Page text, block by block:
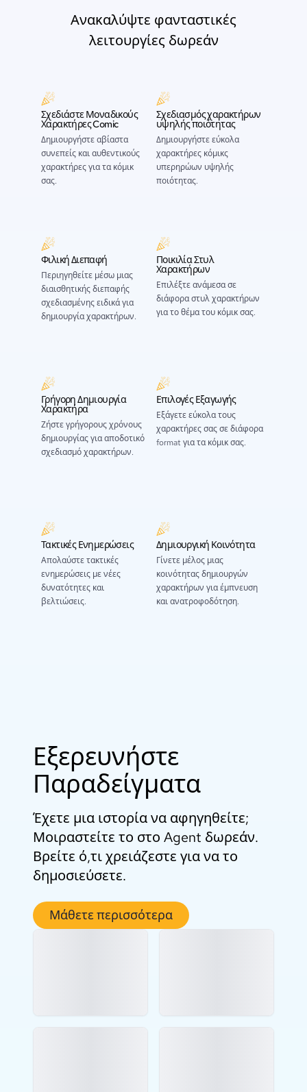
Ανακαλύψτε φανταστικές
λειτουργίες δωρεάν
Σχεδιάστε Μοναδικούς
Χαρακτήρες Comic
Δημιουργήστε αβίαστα
συνεπείς και αυθεντικούς
χαρακτήρες για τα κόμικ
σας.
Σχεδιασμός χαρακτήρων
υψηλής ποιότητας
Δημιουργήστε εύκολα
χαρακτήρες κόμικς
υπερηρώων υψηλής
ποιότητας.
Φιλική Διεπαφή
Περιηγηθείτε μέσω μιας
διαισθητικής διεπαφής
σχεδιασμένης ειδικά για
δημιουργία χαρακτήρων.
Ποικιλία Στυλ
Χαρακτήρων
Επιλέξτε ανάμεσα σε
διάφορα στυλ χαρακτήρων
για το θέμα του κόμικ σας.
Γρήγορη Δημιουργία
Χαρακτήρα
Ζήστε γρήγορους χρόνους
δημιουργίας για αποδοτικό
σχεδιασμό χαρακτήρων.
Επιλογές Εξαγωγής
Εξάγετε εύκολα τους
χαρακτήρες σας σε διάφορα
format για τα κόμικ σας.
Τακτικές Ενημερώσεις
Απολαύστε τακτικές
ενημερώσεις με νέες
δυνατότητες και
βελτιώσεις.
Δημιουργική Κοινότητα
Γίνετε μέλος μιας
κοινότητας δημιουργών
χαρακτήρων για έμπνευση
και ανατροφοδότηση.
Εξερευνήστε
Παραδείγματα
Έχετε μια ιστορία να αφηγηθείτε;
Μοιραστείτε το στο Agent δωρεάν.
Βρείτε ό,τι χρειάζεστε για να το
δημοσιεύσετε.
Μάθετε περισσότερα